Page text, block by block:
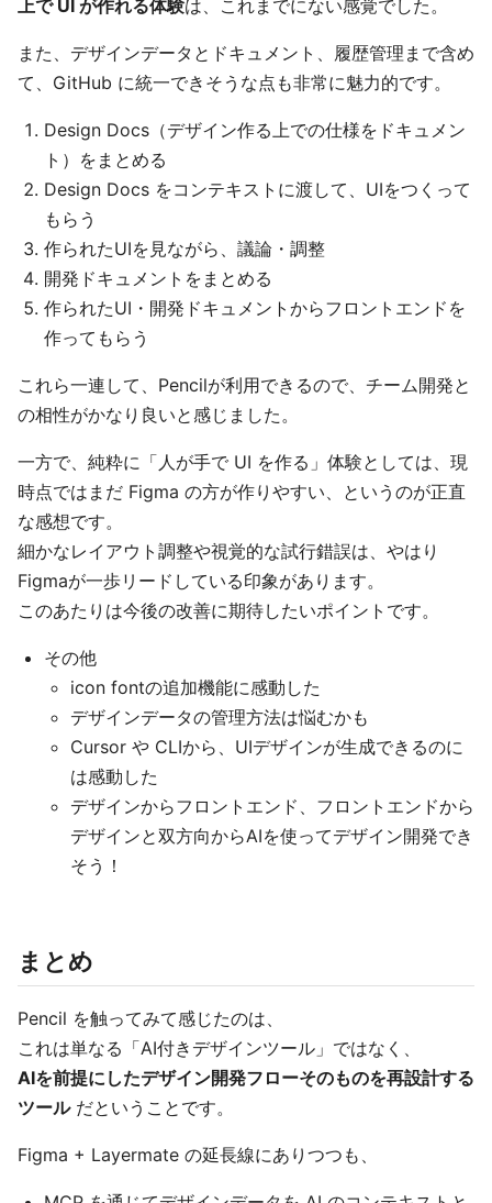
上で UI が作れる体験は、これまでにない感覚でした。
また、デザインデータとドキュメント、履歴管理まで含め
て、GitHub に統一できそうな点も非常に魅力的です。
Design Docs（デザイン作る上での仕様をドキュメン
ト）をまとめる
Design Docs をコンテキストに渡して、UIをつくって
もらう
作られたUIを見ながら、議論・調整
開発ドキュメントをまとめる
作られたUI・開発ドキュメントからフロントエンドを
作ってもらう
これら一連して、Pencilが利用できるので、チーム開発と
の相性がかなり良いと感じました。
一方で、純粋に「人が手で UI を作る」体験としては、現
時点ではまだ Figma の方が作りやすい、というのが正直
な感想です。
細かなレイアウト調整や視覚的な試行錯誤は、やはり
Figmaが一歩リードしている印象があります。
このあたりは今後の改善に期待したいポイントです。
その他
icon fontの追加機能に感動した
デザインデータの管理方法は悩むかも
Cursor や CLIから、UIデザインが生成できるのに
は感動した
デザインからフロントエンド、フロントエンドから
デザインと双方向からAIを使ってデザイン開発でき
そう！
まとめ
Pencil を触ってみて感じたのは、
これは単なる「AI付きデザインツール」ではなく、
AIを前提にしたデザイン開発フローそのものを再設計する
ツールだということです。
Figma + Layermate の延長線にありつつも、